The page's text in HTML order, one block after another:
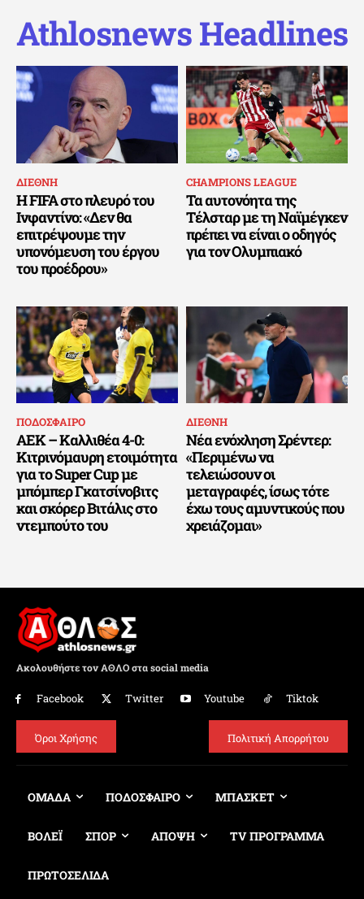
Athlosnews Headlines
ΔΙΕΘΝΗ
Η FIFA στο πλευρό του
Ινφαντίνο: «Δεν θα
επιτρέψουμε την
υπονόμευση του έργου
του προέδρου»
CHAMPIONS LEAGUE
Τα αυτονόητα της
Τέλσταρ με τη Ναϊμέγκεν
πρέπει να είναι ο οδηγός
για τον Ολυμπιακό
ΠΟΔΟΣΦΑΙΡΟ
ΑΕΚ – Καλλιθέα 4-0:
Κιτρινόμαυρη ετοιμότητα
για το Super Cup με
μπόμπερ Γκατσίνοβιτς
και σκόρερ Βιτάλις στο
ντεμπούτο του
ΔΙΕΘΝΗ
Νέα ενόχληση Σρέντερ:
«Περιμένω να
τελειώσουν οι
μεταγραφές, ίσως τότε
έχω τους αμυντικούς που
χρειάζομαι»
Ακολουθήστε τον ΑΘΛΟ στα social media
Facebook Twitter Youtube Tiktok
Όροι Χρήσης Πολιτική Απορρήτου
ΟΜΑΔΑ ΠΟΔΟΣΦΑΙΡΟ ΜΠΑΣΚΕΤ
ΒΟΛΕΪ ΣΠΟΡ ΑΠΟΨΗ TV ΠΡΟΓΡΑΜΜΑ
ΠΡΩΤΟΣΕΛΙΔΑ